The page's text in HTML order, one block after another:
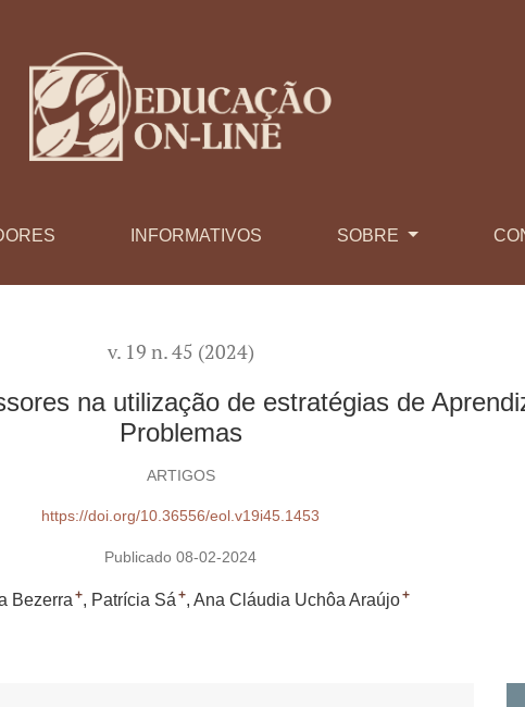
INFORMATIVOS SOBRE
v. 19 n. 45 (2024)
na utilização de estratégias de
Problemas
ARTIGOS
https://doi.org/10.36556/eol.v19i45.1453
Publicado 08-02-2024
Bezerra + Patrícia Sá + Ana Cláudia Uchôa Araújo+